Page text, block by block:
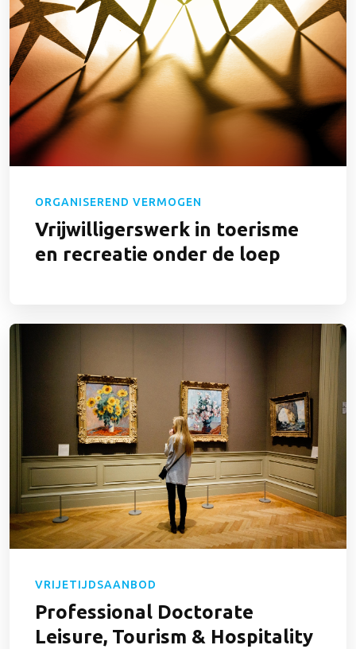
ORGANISEREND VERMOGEN
Vrijwilligerswerk in toerisme
en recreatie onder de loep
VRIJETIJDSAANBOD
Professional Doctorate
Leisure, Tourism & Hospitality